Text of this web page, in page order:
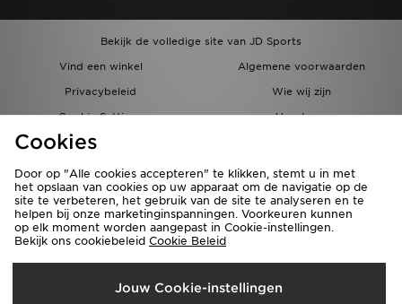
Bekijk de volledige site van JD Sports
Vind een winkel
Algemene voorwaarden
Privacybeleid
Wie wij zijn
Cookie Settings
Vacatures
Bestellingen en Levering
Verzenden Naar
België
Cookies
Door op "Alle cookies accepteren" te klikken, stemt u in met
het opslaan van cookies op uw apparaat om de navigatie op de
site te verbeteren, het gebruik van de site te analyseren en te
helpen bij onze marketinginspanningen. Voorkeuren kunnen
op elk moment worden aangepast in Cookie-instellingen.
Bekijk ons cookiebeleid Cookie Beleid
Jouw Cookie-instellingen